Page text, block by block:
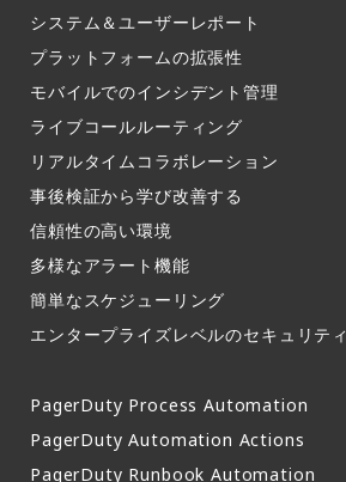
システム＆ユーザーレポート​
プラットフォームの拡張性
モバイルでのインシデント管理​
ライブコールルーティング​
リアルタイムコラボレーション​
事後検証から学び改善する
信頼性の高い環境​
多様なアラート機能​
簡単なスケジューリング​
エンタープライズレベルのセキュリティ
PagerDuty Process Automation
PagerDuty Automation Actions
PagerDuty Runbook Automation